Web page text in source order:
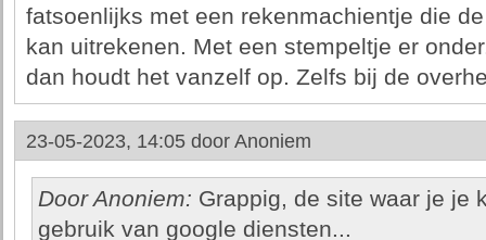
fatsoenlijks met een rekenmachientje die
kan uitrekenen. Met een stempeltje er
dan houdt het vanzelf op. Zelfs bij de
23-05-2023, 14:05 door Anoniem
Door Anoniem: Grappig, de site waar je je
gebruik van google diensten...